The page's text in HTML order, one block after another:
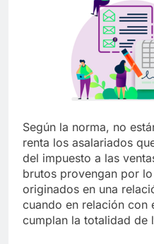
Según la norma, no
renta los asalariados
del impuesto a las
brutos provengan por
originados en una
cuando en relación con
cumplan la totalidad de